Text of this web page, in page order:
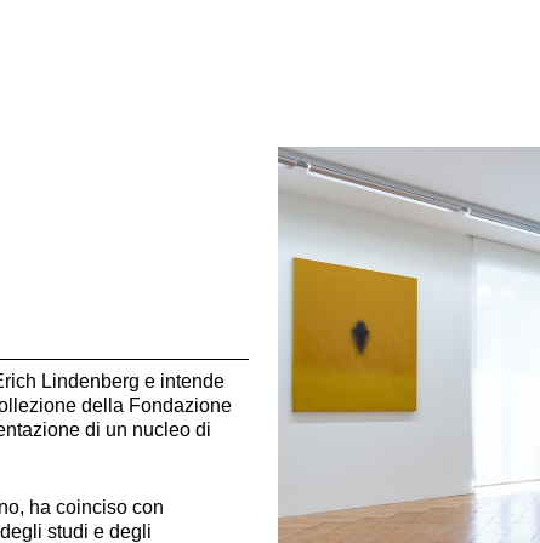
Lindenberg e intende
della Fondazione
di un nucleo di
ha coinciso con
studi e degli